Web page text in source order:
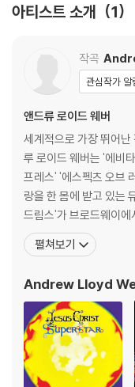
아티스트 소개 1
작곡
관심작가 알
앤드류 로이드 웨버
세계적으로 가장 뛰어
루 로이드 웨버는 '에비
프레스' '에스펙츠 오브
랑을 한 몸에 받고 있는 뮤지컬 계
드림스'가 브로드웨이에
서 월키 콜린스의 클래
트'를 선보였다. 또 감독
니상 7회, 그래미상 3회
펼쳐보기
Andrew Lloyd